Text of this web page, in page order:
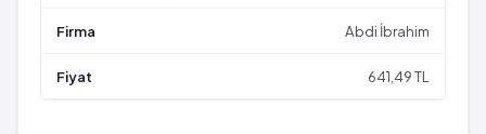
Abdi İbrahim
641,49 TL